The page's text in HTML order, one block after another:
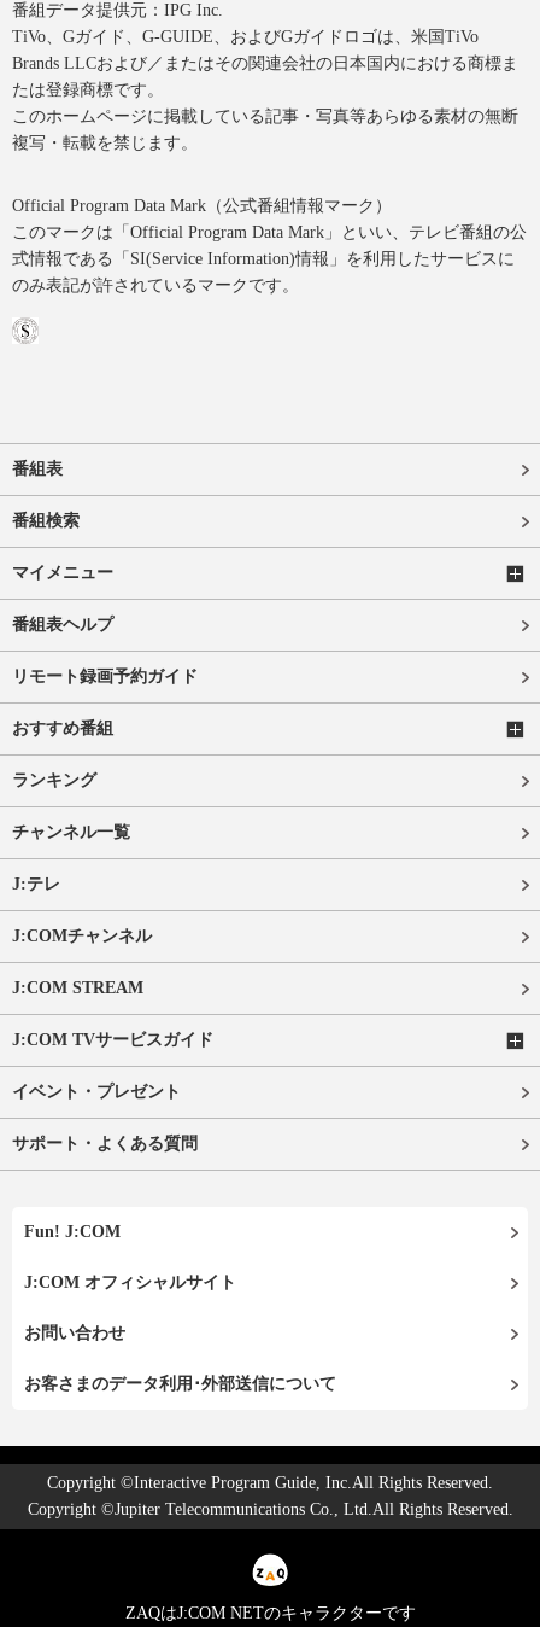
番組データ提供元：IPG Inc.
TiVo、Gガイド、G-GUIDE、およびGガイドロゴは、米国TiVo
Brands LLCおよび／またはその関連会社の日本国内における商標ま
たは登録商標です。
このホームページに掲載している記事・写真等あらゆる素材の無断
複写・転載を禁じます。
Official Program Data Mark（公式番組情報マーク）
このマークは「Official Program Data Mark」といい、テレビ番組の公
式情報である「SI(Service Information)情報」を利用したサービスに
のみ表記が許されているマークです。
番組表
番組検索
マイメニュー
番組表ヘルプ
リモート録画予約ガイド
おすすめ番組
ランキング
チャンネル一覧
J:テレ
J:COMチャンネル
J:COM STREAM
J:COM TVサービスガイド
イベント・プレゼント
サポート・よくある質問
Fun! J:COM
J:COM オフィシャルサイト
お問い合わせ
お客さまのデータ利用･外部送信について
Copyright ©Interactive Program Guide, Inc.All Rights Reserved.
Copyright ©Jupiter Telecommunications Co., Ltd.All Rights Reserved.
ZAQはJ:COM NETのキャラクターです